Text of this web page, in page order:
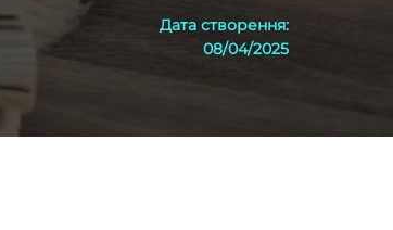
Дата створення:
08/04/2025